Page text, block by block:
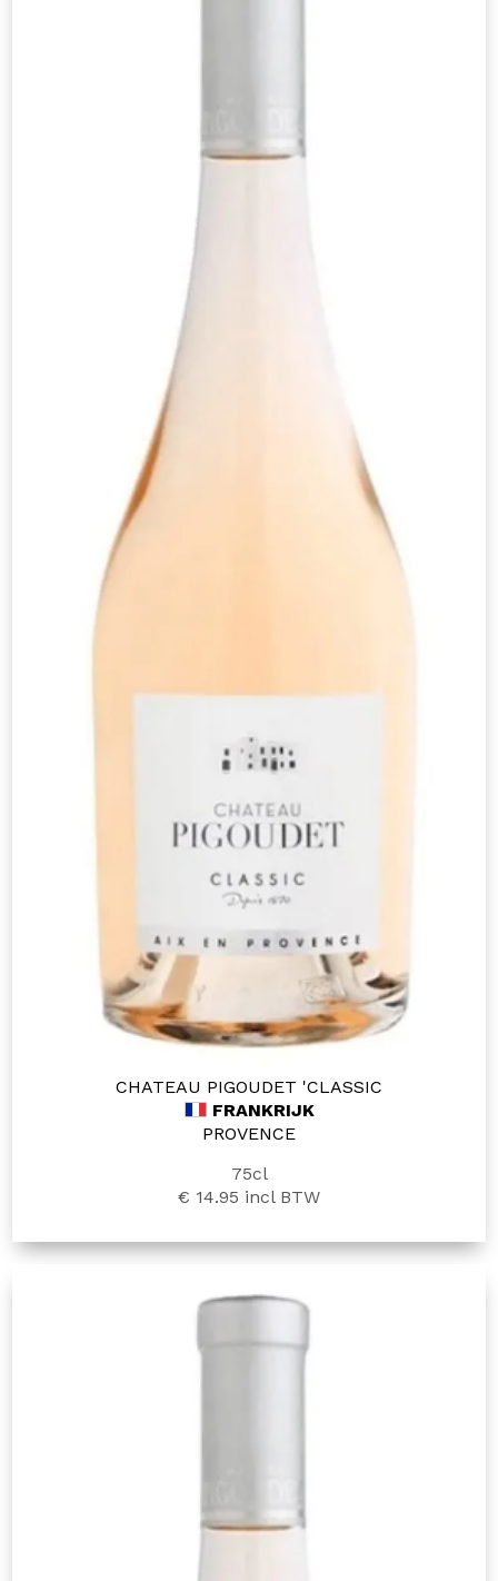
CHATEAU PIGOUDET 'CLASSIC
FRANKRIJK
PROVENCE
75cl
€ 14.95 incl BTW